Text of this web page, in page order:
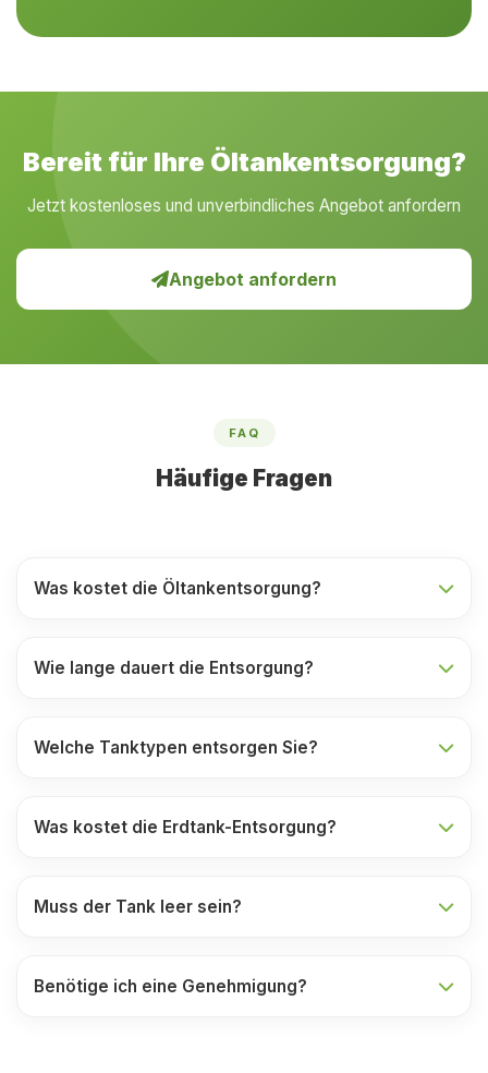
Bereit für Ihre Öltankentsorgung?
Jetzt kostenloses und unverbindliches Angebot anfordern
Angebot anfordern
FAQ
Häufige Fragen
Was kostet die Öltankentsorgung?
Wie lange dauert die Entsorgung?
Welche Tanktypen entsorgen Sie?
Was kostet die Erdtank-Entsorgung?
Muss der Tank leer sein?
Benötige ich eine Genehmigung?